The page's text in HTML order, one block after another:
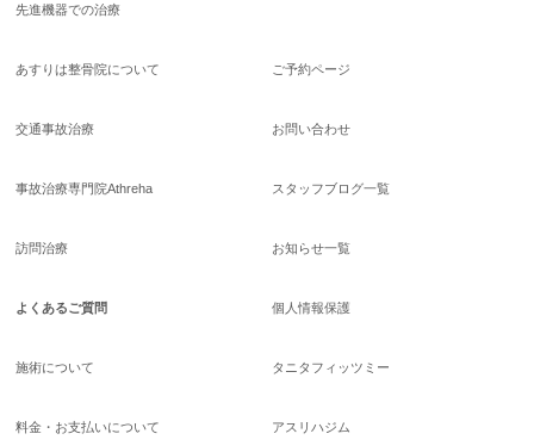
先進機器での治療
あすりは整骨院について
交通事故治療
事故治療専門院Athreha
訪問治療
よくあるご質問
施術について
料金・お支払いについて
ご予約ページ
お問い合わせ
スタッフブログ一覧
お知らせ一覧
個人情報保護
タニタフィッツミー
アスリハジム